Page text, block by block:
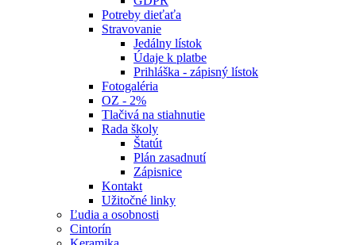
Potreby dieťaťa
Stravovanie
Jedálny lístok
Údaje k platbe
Prihláška - zápisný lístok
Fotogaléria
OZ - 2%
Tlačivá na stiahnutie
Rada školy
Štatút
Plán zasadnutí
Zápisnice
Kontakt
Užitočné linky
Ľudia a osobnosti
Cintorín